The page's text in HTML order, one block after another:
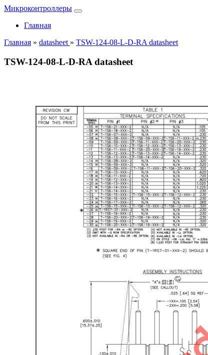
Микроконтроллеры
Главная
Главная » datasheet » TSW-124-08-L-D-RA datasheet
TSW-124-08-L-D-RA datasheet